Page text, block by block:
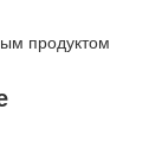
продуктом